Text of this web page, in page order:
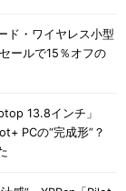
ド・ワイヤレス小型
ールで15％オフの
13.8インチ」
PCの“完成形”？